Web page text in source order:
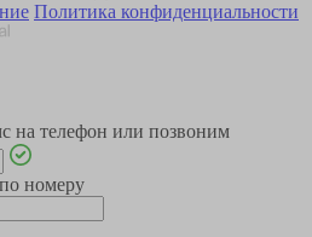
Политика конфиденциальности
на телефон или позвоним
номеру